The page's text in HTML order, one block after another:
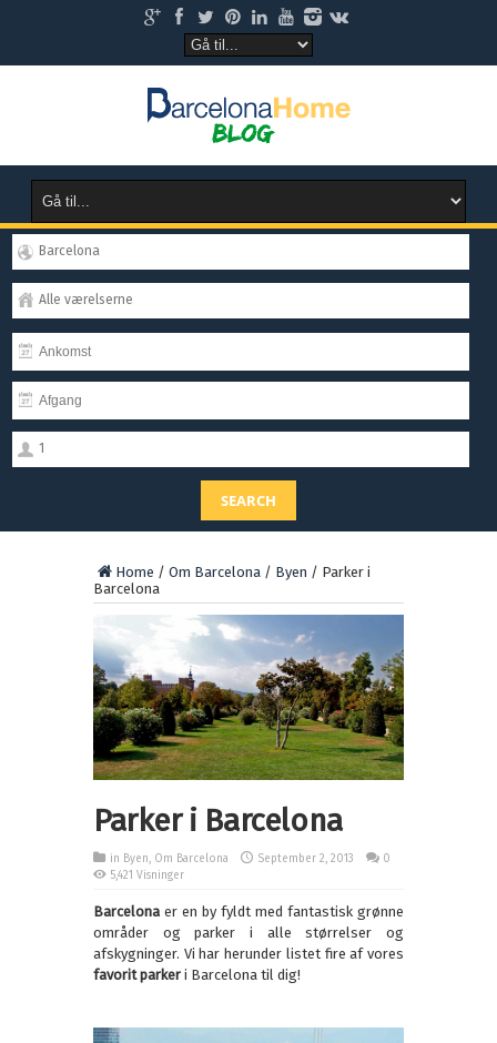
Barcelona
Alle værelserne
1
SEARCH
Home / Om Barcelona / Byen / Parker i
Barcelona
Parker i Barcelona
in Byen, Om Barcelona September 2, 2013
0
5,421 Visninger
Barcelona er en by fyldt med fantastisk grønne
områder og parker i alle størrelser og
afskygninger. Vi har herunder listet fire af vores
favorit parker i Barcelona til dig!